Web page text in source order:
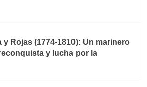
Rojas (1774-1810): Un marinero
y lucha por la